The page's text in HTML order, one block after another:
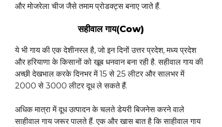
और मोजरेला चीज जैसे तमाम प्रोडक्ट्स बनाए जाते हैं.
सहीवाल गाय(Cow)
ये भी गाय की एक देशीनस्ल है, जो इन दिनों उत्तर प्रदेश, मध्य प्रदेश
और हरियाणा के किसानों को खूब धनवान बना रही है. सहीवाल गाय की
अच्छी देखभाल करके दिनभर में 15 से 25 लीटर और सालभर में
2000 से 3000 लीटर दूध ले सकते हैं.
अधिक मात्रा में दूध उत्पादन के चलते डेयरी बिजनेस करने वाले
साहीवाल गाय जरूर पालते हैं. एक और खास बात है कि साहीवाल गाय